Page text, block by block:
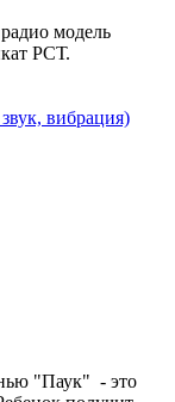
модель
РСТ.
вибрация)
"Паук" - это